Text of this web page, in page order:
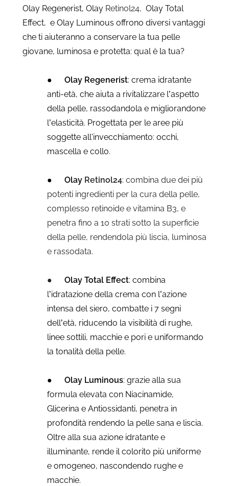
Olay Regenerist, Olay Retinol24, Olay Total
Effect, e Olay Luminous offrono diversi vantaggi
che ti aiuteranno a conservare la tua pelle
giovane, luminosa e protetta: qual è la tua?
● Olay Regenerist: crema idratante
anti-età, che aiuta a rivitalizzare l’aspetto
della pelle, rassodandola e migliorandone
l’elasticità. Progettata per le aree più
soggette all'invecchiamento: occhi,
mascella e collo.
● Olay Retinol24: combina due dei più
potenti ingredienti per la cura della pelle,
complesso retinoide e vitamina B3, e
penetra fino a 10 strati sotto la superficie
della pelle, rendendola più liscia, luminosa
e rassodata.
● Olay Total Effect: combina
l’idratazione della crema con l’azione
intensa del siero, combatte i 7 segni
dell’età, riducendo la visibilità di rughe,
linee sottili, macchie e pori e uniformando
la tonalità della pelle.
● Olay Luminous: grazie alla sua
formula elevata con Niacinamide,
Glicerina e Antiossidanti, penetra in
profondità rendendo la pelle sana e liscia.
Oltre alla sua azione idratante e
illuminante, rende il colorito più uniforme
e omogeneo, nascondendo rughe e
macchie.